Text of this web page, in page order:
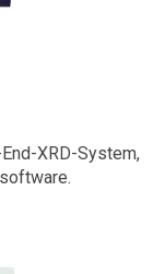
XRD-System,